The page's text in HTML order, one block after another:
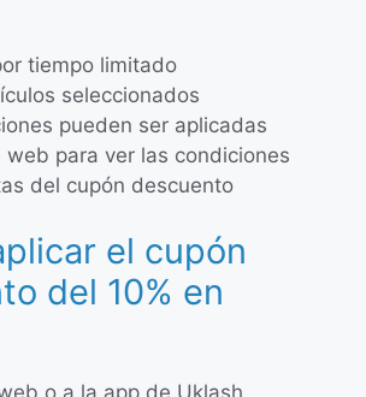
tiempo limitado
seleccionados
pueden ser aplicadas
web para ver las condiciones
del cupón descuento
el cupón
del 10% en
o a la app de Uklash